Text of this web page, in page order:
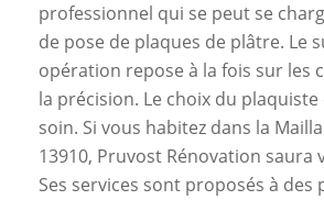
professionnel qui se peut se
de pose de plaques de plâtre. Le
opération repose à la fois sur les
la précision. Le choix du plaquiste
soin. Si vous habitez dans la
13910, Pruvost Rénovation saura
Ses services sont proposés à des